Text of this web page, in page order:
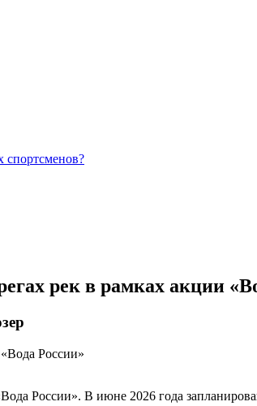
спортсменов?
рек в рамках акции
России». В июне 2026 года